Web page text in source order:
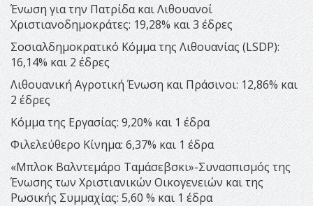
Ένωση για την Πατρίδα και Λιθουανοί
Χριστιανοδημοκράτες: 19,28% και 3 έδρες
Σοσιαλδημοκρατικό Κόμμα της Λιθουανίας (LSDP):
16,14% και 2 έδρες
Λιθουανική Αγροτική Ένωση και Πράσινοι: 12,86% και
2 έδρες
Κόμμα της Εργασίας: 9,20% και 1 έδρα
Φιλελεύθερο Κίνημα: 6,37% και 1 έδρα
«Μπλοκ Βαλντεμάρο Ταμάσεβσκι»-Συνασπισμός της
Ένωσης των Χριστιανικών Οικογενειών και της
Ρωσικής Συμμαχίας: 5,60 % και 1 έδρα